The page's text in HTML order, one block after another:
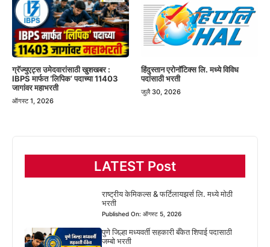
ग्रॅज्युएट्स उमेदवारांसाठी खुशखबर :
IBPS मार्फत ‘लिपिक’ पदाच्या 11403
जागांवर महाभरती
ऑगस्ट 1, 2026
हिंदुस्तान एरोनॉटिक्स लि. मध्ये विविध
पदांसाठी भरती
जुलै 30, 2026
LATEST Post
राष्ट्रीय केमिकल्स & फर्टिलायझर्स लि. मध्ये मोठी
भरती
Published On: ऑगस्ट 5, 2026
पुणे जिल्हा मध्यवर्ती सहकारी बँकेत शिपाई पदासाठी
जम्बो भरती